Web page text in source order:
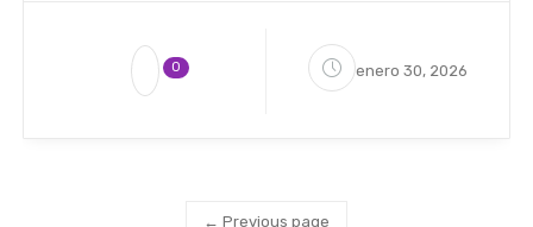
0 enero 30, 2026
← Previous page